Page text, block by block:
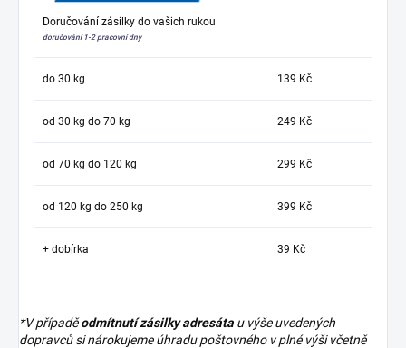
Doručování zásilky do vašich rukou
doručování 1-2 pracovní dny
do 30 kg 139 Kč
od 30 kg do 70 kg 249 Kč
od 70 kg do 120 kg 299 Kč
od 120 kg do 250 kg 399 Kč
+ dobírka 39 Kč
*V případěodmítnutí zásilky adresáta u výše uvedených
dopravců si nárokujeme úhradu poštovného v plné výši včetně